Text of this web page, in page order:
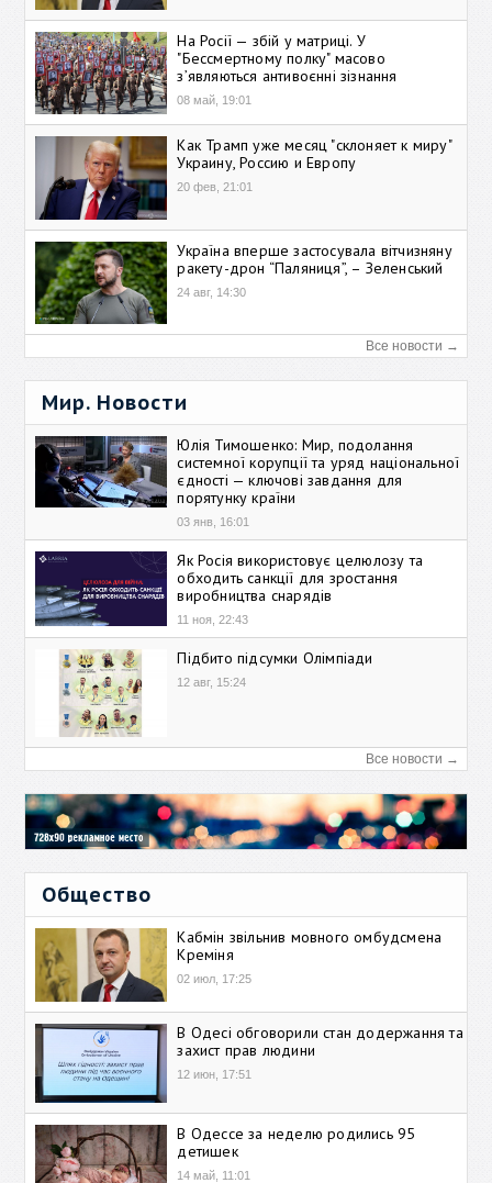
На Росії — збій у матриці. У
"Бессмертному полку" масово
зʼявляються антивоєнні зізнання
08 май, 19:01
Как Трамп уже месяц "склоняет к миру"
Украину, Россию и Европу
20 фев, 21:01
Україна вперше застосувала вітчизняну
ракету-дрон “Паляниця”, – Зеленський
24 авг, 14:30
Все новости →
Мир. Новости
Юлія Тимошенко: Мир, подолання
системної корупції та уряд національної
єдності — ключові завдання для
порятунку країни
03 янв, 16:01
Як Росія використовує целюлозу та
обходить санкції для зростання
виробництва снарядів
11 ноя, 22:43
Підбито підсумки Олімпіади
12 авг, 15:24
Все новости →
Общество
Кабмін звільнив мовного омбудсмена
Креміня
02 июл, 17:25
В Одесі обговорили стан додержання та
захист прав людини
12 июн, 17:51
В Одессе за неделю родились 95
детишек
14 май, 11:01